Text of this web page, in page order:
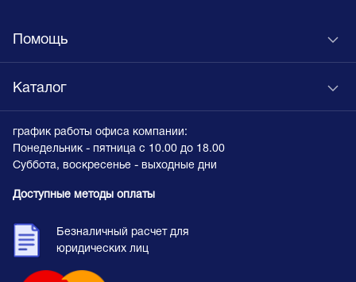
Помощь
Каталог
график работы офиса компании:
Понедельник - пятница с 10.00 до 18.00
Суббота, воскресенье - выходные дни
Доступные методы оплаты
Безналичный расчет для
юридических лиц